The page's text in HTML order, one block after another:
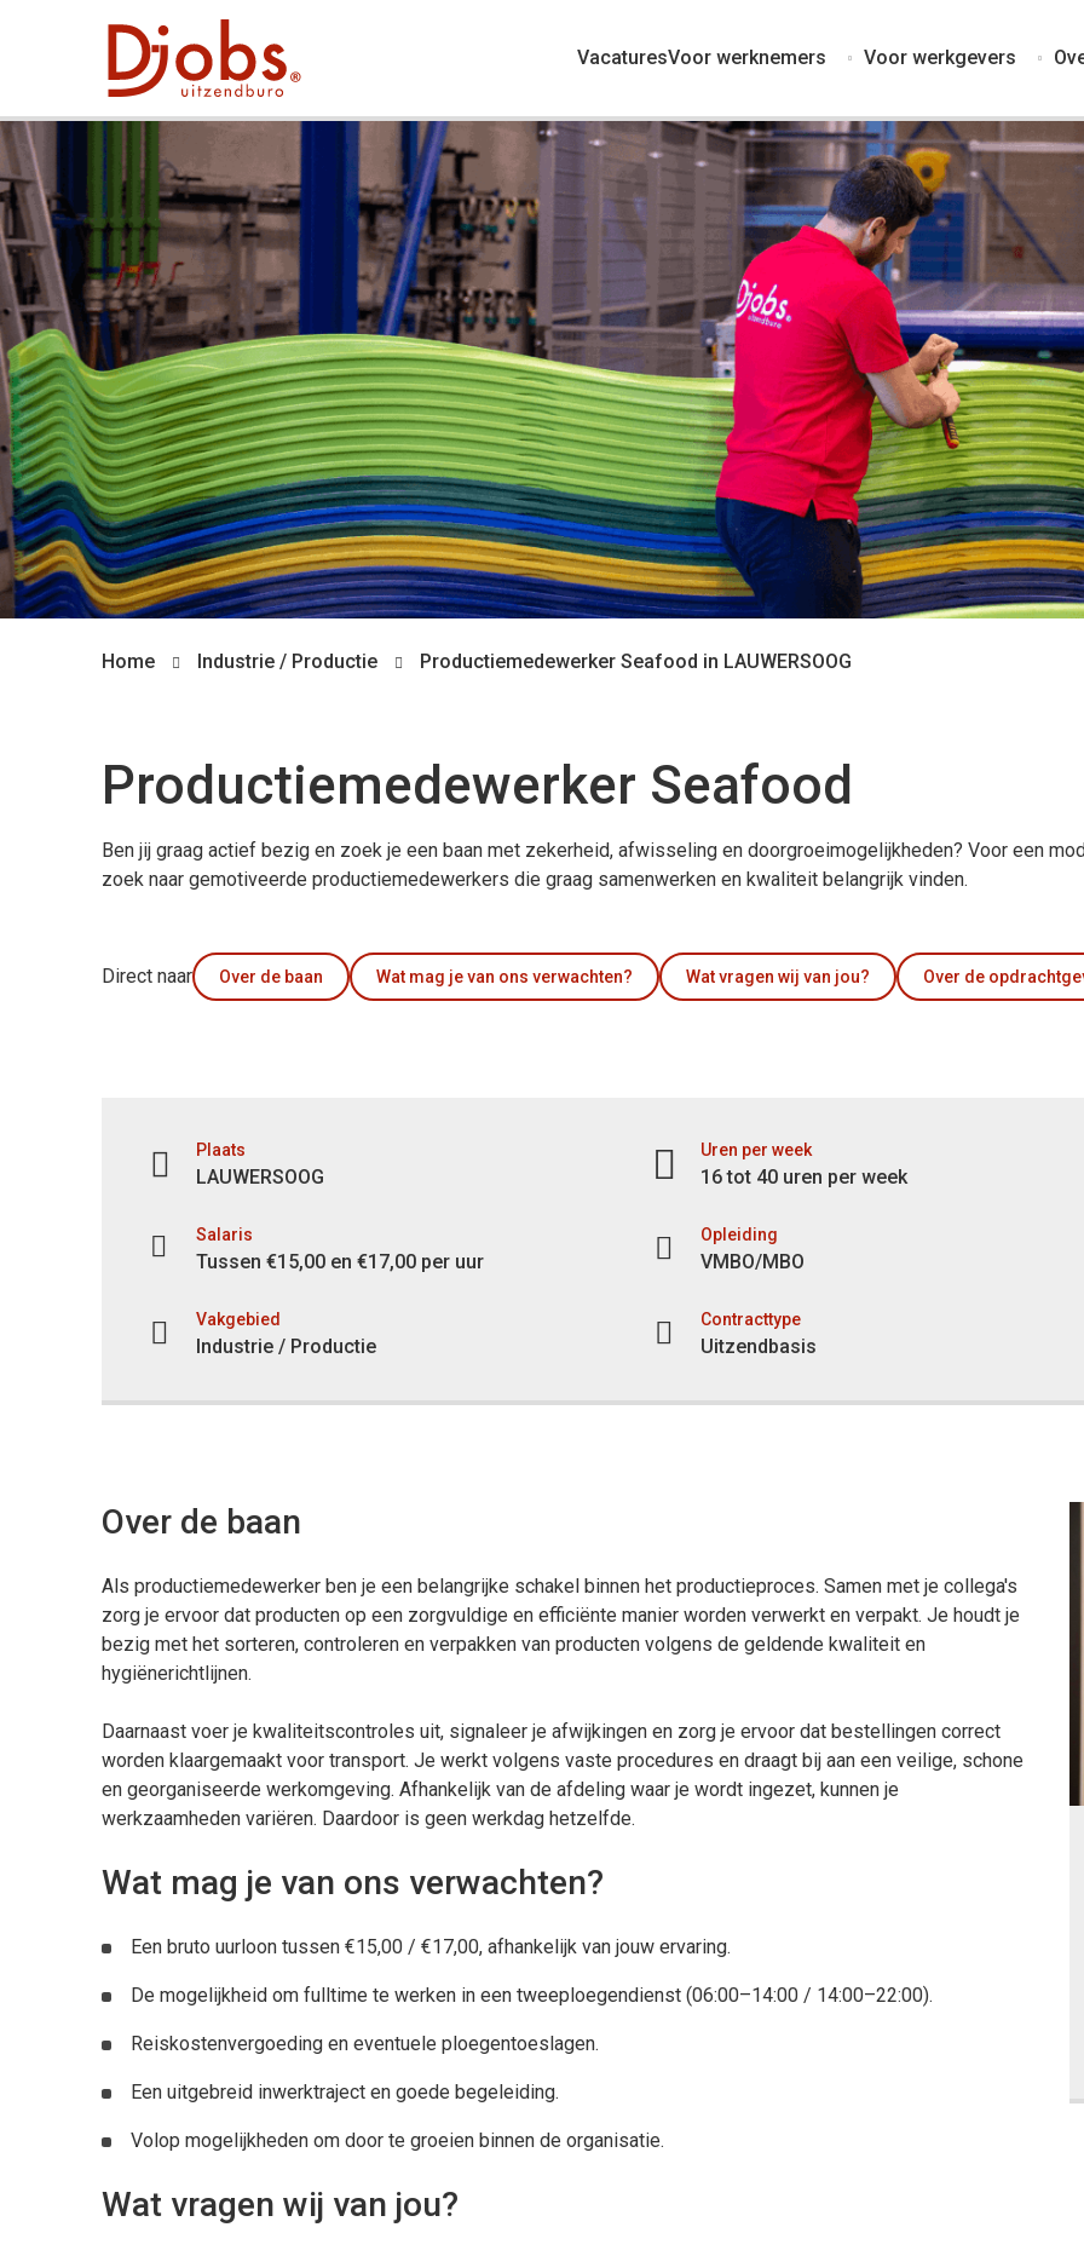
VacaturesVoor werknemers Voor werkgevers
Home Industrie / Productie Productiemedewerker Seafood in LAUWERSOOG
Productiemedewerker Seafood
Ben jij graag actief bezig en zoek je een baan met zekerheid, afwisseling en doorgroeimogelijkheden? Voor een
zoek naar gemotiveerde productiemedewerkers die graag samenwerken en kwaliteit belangrijk vinden.
Direct naar Over de baan Wat mag je van ons verwachten? Wat vragen wij van jou? Over de
Plaats
LAUWERSOOG
Uren per week
16 tot 40 uren per week
Salaris
Tussen €15,00 en €17,00 per uur
Opleiding
VMBO/MBO
Vakgebied
Industrie / Productie
Contracttype
Uitzendbasis
Over de baan
Als productiemedewerker ben je een belangrijke schakel binnen het productieproces. Samen met je collega's
zorg je ervoor dat producten op een zorgvuldige en efficiënte manier worden verwerkt en verpakt. Je houdt je
bezig met het sorteren, controleren en verpakken van producten volgens de geldende kwaliteit en
hygiënerichtlijnen.
Daarnaast voer je kwaliteitscontroles uit, signaleer je afwijkingen en zorg je ervoor dat bestellingen correct
worden klaargemaakt voor transport. Je werkt volgens vaste procedures en draagt bij aan een veilige, schone
en georganiseerde werkomgeving. Afhankelijk van de afdeling waar je wordt ingezet, kunnen je
werkzaamheden variëren. Daardoor is geen werkdag hetzelfde.
Wat mag je van ons verwachten?
Een bruto uurloon tussen €15,00 / €17,00, afhankelijk van jouw ervaring.
De mogelijkheid om fulltime te werken in een tweeploegendienst (06:00–14:00 / 14:00–22:00).
Reiskostenvergoeding en eventuele ploegentoeslagen.
Een uitgebreid inwerktraject en goede begeleiding.
Volop mogelijkheden om door te groeien binnen de organisatie.
Wat vragen wij van jou?